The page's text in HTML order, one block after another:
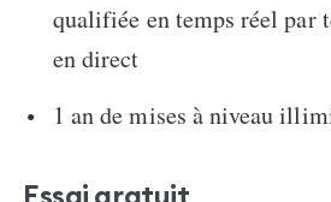
qualifiée en temps réel par
en direct
1 an de mises à niveau
Essai gratuit